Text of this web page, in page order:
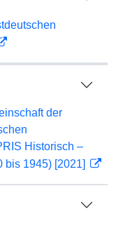
der
Historisch –
bis 1945) [2021]